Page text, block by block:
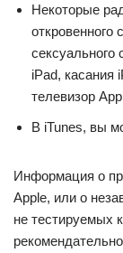
Некоторые
iPad, касания
телевизор
В iTunes, вы
Информация о
Apple, или о
не тестируемых